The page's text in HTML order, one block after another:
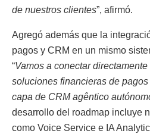
de nuestros clientes”, afirmó.
Agregó además que la
pagos y CRM en un mismo
“Vamos a conectar
soluciones financieras de
capa de CRM agêntico
desarrollo del roadmap incluye
como Voice Service e IA